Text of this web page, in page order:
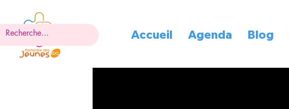
Accueil Agenda Blog